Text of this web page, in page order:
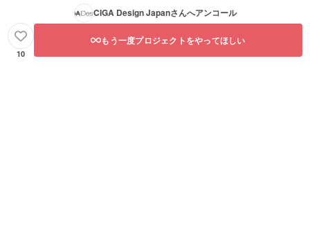
CIGA Design Japanさんへアンコール
10
もう一度プロジェクトをやってほしい